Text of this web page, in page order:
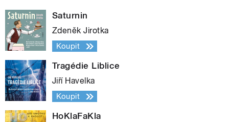
Saturnin
Zdeněk Jirotka
Koupit
Tragédie Liblice
Jiří Havelka
Koupit
HoKlaFaKla